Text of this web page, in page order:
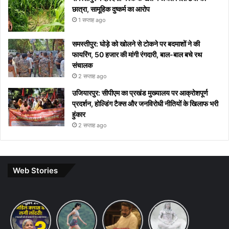
छात्रा, सामूहिक दुष्कर्म का आरोप
1 सप्ताह ago
समस्तीपुर: घोड़े को खोलने से टोकने पर बदमाशों ने की
फायरिंग, 50 हजार की मांगी रंगदारी, बाल-बाल बचे रथ
संचालक
2 सप्ताह ago
उजियारपुर: सीपीएम का प्रखंड मुख्यालय पर आक्रोशपूर्ण
प्रदर्शन, होल्डिंग टैक्स और जनविरोधी नीतियों के खिलाफ भरी
हुंकार
2 सप्ताह ago
Web Stories
Budget
2026
7 ways
to
khakee
the
10 Lines
on Maha